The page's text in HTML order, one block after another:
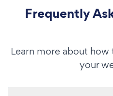
Frequently
Learn more about
your